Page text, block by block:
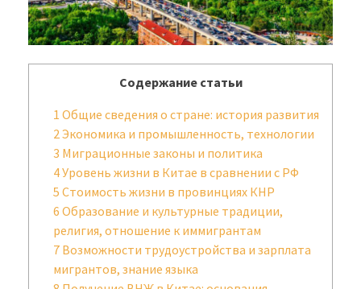
Содержание статьи
1 Общие сведения о стране: история развития
2 Экономика и промышленность, технологии
3 Миграционные законы и политика
4Уровень жизни в Китае в сравнении с РФ
5 Стоимость жизни в провинциях КНР
6 Образование и культурные традиции,
религия, отношение к иммигрантам
7 Возможности трудоустройства и зарплата
мигрантов, знание языка